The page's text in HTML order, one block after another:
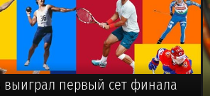
первый сет финала